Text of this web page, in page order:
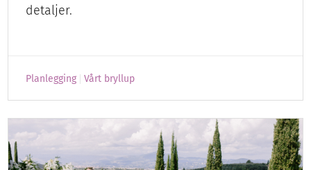
detaljer.
Planlegging Vårt bryllup